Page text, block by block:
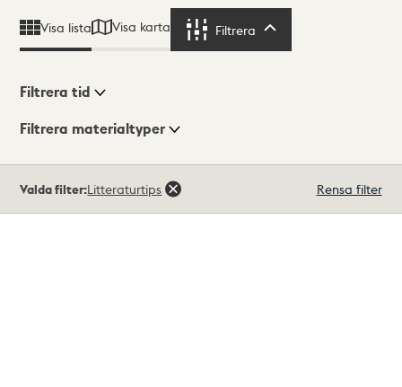
Visa lista Visa karta Filtrera
Visningsläge
Filtrera tid
Filtrera materialtyper
träffar
Valda filter:Litteraturtips Rensa filter